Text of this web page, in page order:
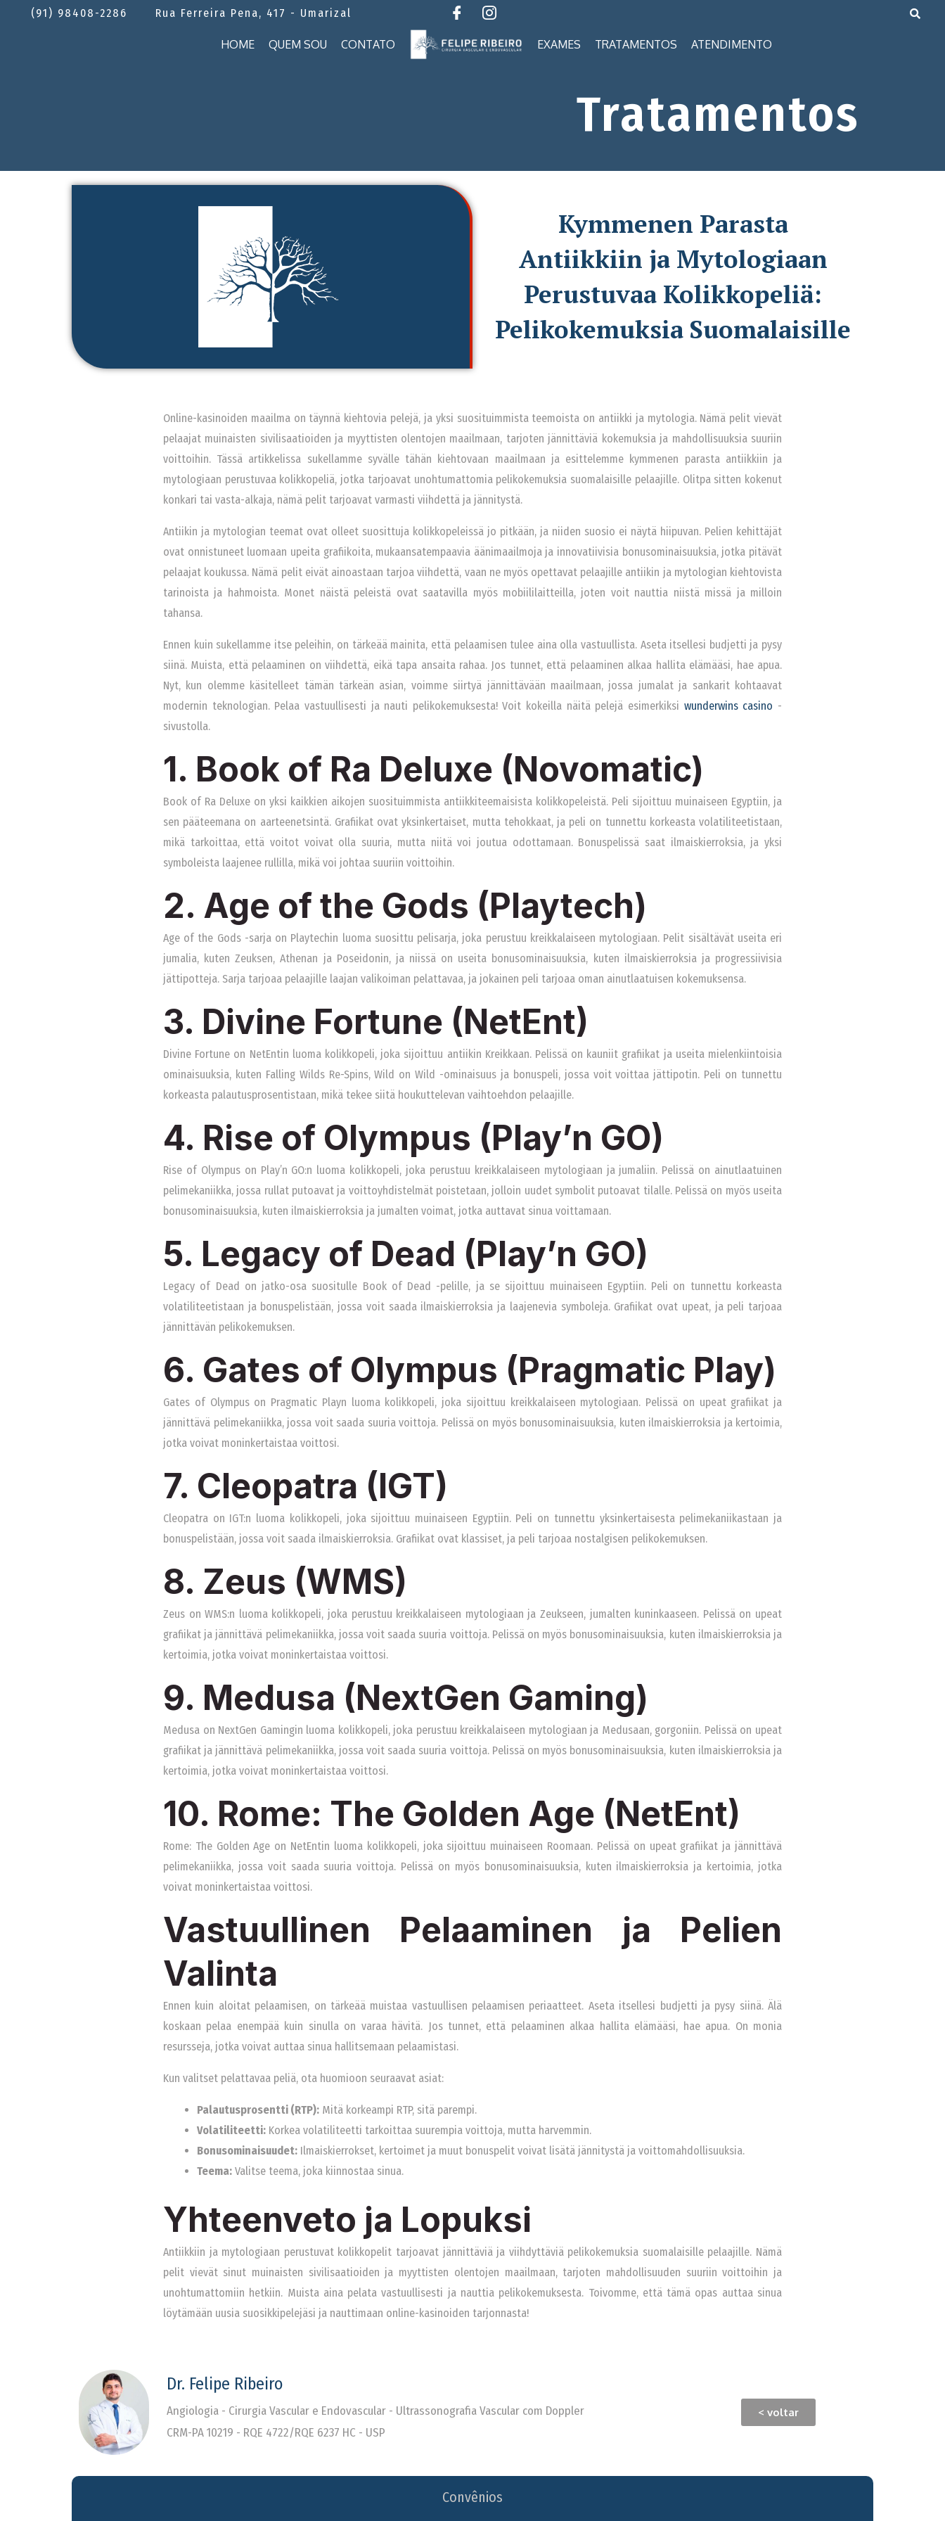
(91) 98408-2286 Rua Ferreira Pena, 417 - Umarizal
HOME QUEM SOU CONTATO EXAMES TRATAMENTOS ATENDIMENTO
Tratamentos
Kymmenen Parasta
Antiikkiin ja Mytologiaan
Perustuvaa Kolikkopeliä:
Pelikokemuksia Suomalaisille
Online-kasinoiden maailma on täynnä kiehtovia pelejä, ja yksi suosituimmista teemoista on antiikki ja mytologia. Nämä pelit vievät
pelaajat muinaisten sivilisaatioiden ja myyttisten olentojen maailmaan, tarjoten jännittäviä kokemuksia ja mahdollisuuksia suuriin
voittoihin. Tässä artikkelissa sukellamme syvälle tähän kiehtovaan maailmaan ja esittelemme kymmenen parasta antiikkiin ja
mytologiaan perustuvaa kolikkopeliä, jotka tarjoavat unohtumattomia pelikokemuksia suomalaisille pelaajille. Olitpa sitten kokenut
konkari tai vasta-alkaja, nämä pelit tarjoavat varmasti viihdettä ja jännitystä.
Antiikin ja mytologian teemat ovat olleet suosittuja kolikkopeleissä jo pitkään, ja niiden suosio ei näytä hiipuvan. Pelien kehittäjät
ovat onnistuneet luomaan upeita grafiikoita, mukaansatempaavia äänimaailmoja ja innovatiivisia bonusominaisuuksia, jotka pitävät
pelaajat koukussa. Nämä pelit eivät ainoastaan tarjoa viihdettä, vaan ne myös opettavat pelaajille antiikin ja mytologian kiehtovista
tarinoista ja hahmoista. Monet näistä peleistä ovat saatavilla myös mobiililaitteilla, joten voit nauttia niistä missä ja milloin
tahansa.
Ennen kuin sukellamme itse peleihin, on tärkeää mainita, että pelaamisen tulee aina olla vastuullista. Aseta itsellesi budjetti ja pysy
siinä. Muista, että pelaaminen on viihdettä, eikä tapa ansaita rahaa. Jos tunnet, että pelaaminen alkaa hallita elämääsi, hae apua.
Nyt, kun olemme käsitelleet tämän tärkeän asian, voimme siirtyä jännittävään maailmaan, jossa jumalat ja sankarit kohtaavat
modernin teknologian. Pelaa vastuullisesti ja nauti pelikokemuksesta! Voit kokeilla näitä pelejä esimerkiksi wunderwins casino -
sivustolla.
1. Book of Ra Deluxe (Novomatic)
Book of Ra Deluxe on yksi kaikkien aikojen suosituimmista antiikkiteemaisista kolikkopeleistä. Peli sijoittuu muinaiseen Egyptiin, ja
sen pääteemana on aarteenetsintä. Grafiikat ovat yksinkertaiset, mutta tehokkaat, ja peli on tunnettu korkeasta volatiliteetistaan,
mikä tarkoittaa, että voitot voivat olla suuria, mutta niitä voi joutua odottamaan. Bonuspelissä saat ilmaiskierroksia, ja yksi
symboleista laajenee rullilla, mikä voi johtaa suuriin voittoihin.
2. Age of the Gods (Playtech)
Age of the Gods -sarja on Playtechin luoma suosittu pelisarja, joka perustuu kreikkalaiseen mytologiaan. Pelit sisältävät useita eri
jumalia, kuten Zeuksen, Athenan ja Poseidonin, ja niissä on useita bonusominaisuuksia, kuten ilmaiskierroksia ja progressiivisia
jättipotteja. Sarja tarjoaa pelaajille laajan valikoiman pelattavaa, ja jokainen peli tarjoaa oman ainutlaatuisen kokemuksensa.
3. Divine Fortune (NetEnt)
Divine Fortune on NetEntin luoma kolikkopeli, joka sijoittuu antiikin Kreikkaan. Pelissä on kauniit grafiikat ja useita mielenkiintoisia
ominaisuuksia, kuten Falling Wilds Re-Spins, Wild on Wild -ominaisuus ja bonuspeli, jossa voit voittaa jättipotin. Peli on tunnettu
korkeasta palautusprosentistaan, mikä tekee siitä houkuttelevan vaihtoehdon pelaajille.
4. Rise of Olympus (Play’n GO)
Rise of Olympus on Play’n GO:n luoma kolikkopeli, joka perustuu kreikkalaiseen mytologiaan ja jumaliin. Pelissä on ainutlaatuinen
pelimekaniikka, jossa rullat putoavat ja voittoyhdistelmät poistetaan, jolloin uudet symbolit putoavat tilalle. Pelissä on myös useita
bonusominaisuuksia, kuten ilmaiskierroksia ja jumalten voimat, jotka auttavat sinua voittamaan.
5. Legacy of Dead (Play’n GO)
Legacy of Dead on jatko-osa suositulle Book of Dead -pelille, ja se sijoittuu muinaiseen Egyptiin. Peli on tunnettu korkeasta
volatiliteetistaan ja bonuspelistään, jossa voit saada ilmaiskierroksia ja laajenevia symboleja. Grafiikat ovat upeat, ja peli tarjoaa
jännittävän pelikokemuksen.
6. Gates of Olympus (Pragmatic Play)
Gates of Olympus on Pragmatic Playn luoma kolikkopeli, joka sijoittuu kreikkalaiseen mytologiaan. Pelissä on upeat grafiikat ja
jännittävä pelimekaniikka, jossa voit saada suuria voittoja. Pelissä on myös bonusominaisuuksia, kuten ilmaiskierroksia ja kertoimia,
jotka voivat moninkertaistaa voittosi.
7. Cleopatra (IGT)
Cleopatra on IGT:n luoma kolikkopeli, joka sijoittuu muinaiseen Egyptiin. Peli on tunnettu yksinkertaisesta pelimekaniikastaan ja
bonuspelistään, jossa voit saada ilmaiskierroksia. Grafiikat ovat klassiset, ja peli tarjoaa nostalgisen pelikokemuksen.
8. Zeus (WMS)
Zeus on WMS:n luoma kolikkopeli, joka perustuu kreikkalaiseen mytologiaan ja Zeukseen, jumalten kuninkaaseen. Pelissä on upeat
grafiikat ja jännittävä pelimekaniikka, jossa voit saada suuria voittoja. Pelissä on myös bonusominaisuuksia, kuten ilmaiskierroksia ja
kertoimia, jotka voivat moninkertaistaa voittosi.
9. Medusa (NextGen Gaming)
Medusa on NextGen Gamingin luoma kolikkopeli, joka perustuu kreikkalaiseen mytologiaan ja Medusaan, gorgoniin. Pelissä on upeat
grafiikat ja jännittävä pelimekaniikka, jossa voit saada suuria voittoja. Pelissä on myös bonusominaisuuksia, kuten ilmaiskierroksia ja
kertoimia, jotka voivat moninkertaistaa voittosi.
10. Rome: The Golden Age (NetEnt)
Rome: The Golden Age on NetEntin luoma kolikkopeli, joka sijoittuu muinaiseen Roomaan. Pelissä on upeat grafiikat ja jännittävä
pelimekaniikka, jossa voit saada suuria voittoja. Pelissä on myös bonusominaisuuksia, kuten ilmaiskierroksia ja kertoimia, jotka
voivat moninkertaistaa voittosi.
Vastuullinen Pelaaminen ja Pelien
Valinta
Ennen kuin aloitat pelaamisen, on tärkeää muistaa vastuullisen pelaamisen periaatteet. Aseta itsellesi budjetti ja pysy siinä. Älä
koskaan pelaa enempää kuin sinulla on varaa hävitä. Jos tunnet, että pelaaminen alkaa hallita elämääsi, hae apua. On monia
resursseja, jotka voivat auttaa sinua hallitsemaan pelaamistasi.
Kun valitset pelattavaa peliä, ota huomioon seuraavat asiat:
Palautusprosentti (RTP): Mitä korkeampi RTP, sitä parempi.
Volatiliteetti: Korkea volatiliteetti tarkoittaa suurempia voittoja, mutta harvemmin.
Bonusominaisuudet: Ilmaiskierrokset, kertoimet ja muut bonuspelit voivat lisätä jännitystä ja voittomahdollisuuksia.
Teema: Valitse teema, joka kiinnostaa sinua.
Yhteenveto ja Lopuksi
Antiikkiin ja mytologiaan perustuvat kolikkopelit tarjoavat jännittäviä ja viihdyttäviä pelikokemuksia suomalaisille pelaajille. Nämä
pelit vievät sinut muinaisten sivilisaatioiden ja myyttisten olentojen maailmaan, tarjoten mahdollisuuden suuriin voittoihin ja
unohtumattomiin hetkiin. Muista aina pelata vastuullisesti ja nauttia pelikokemuksesta. Toivomme, että tämä opas auttaa sinua
löytämään uusia suosikkipelejäsi ja nauttimaan online-kasinoiden tarjonnasta!
Dr. Felipe Ribeiro
Angiologia - Cirurgia Vascular e Endovascular - Ultrassonografia Vascular com Doppler
CRM-PA 10219 - RQE 4722/RQE 6237 HC - USP
< voltar
Convênios